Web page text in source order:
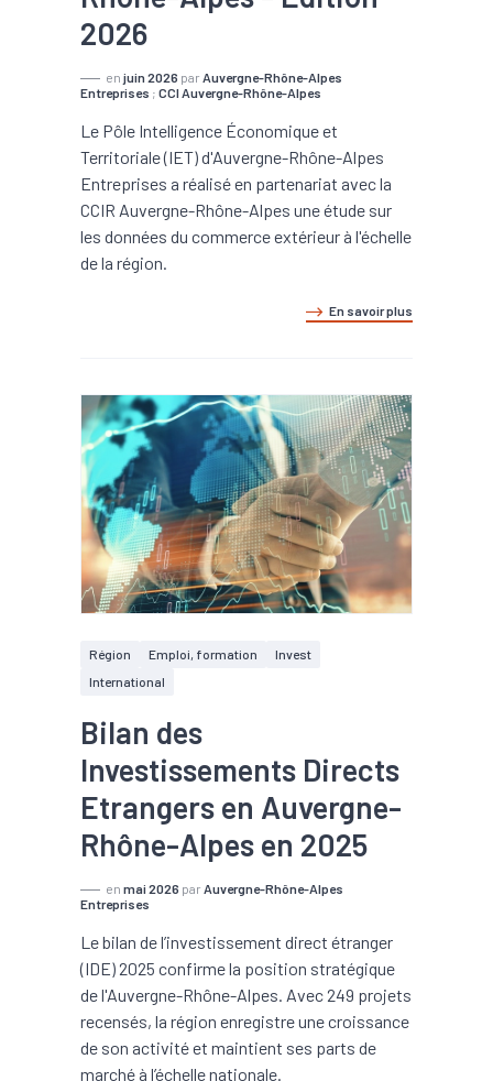
2026
en juin 2026 par Auvergne-Rhône-Alpes
Entreprises ; CCI Auvergne-Rhône-Alpes
Le Pôle Intelligence Économique et
Territoriale (IET) d'Auvergne-Rhône-Alpes
Entreprises a réalisé en partenariat avec la
CCIR Auvergne-Rhône-Alpes une étude sur
les données du commerce extérieur à l'échelle
de la région.
En savoir plus
Région Emploi, formation
Invest
International
Bilan des
Investissements Directs
Etrangers en Auvergne-
Rhône-Alpes en 2025
en mai 2026 par Auvergne-Rhône-Alpes
Entreprises
Le bilan de l’investissement direct étranger
(IDE) 2025 confirme la position stratégique
de l'Auvergne-Rhône-Alpes. Avec 249 projets
recensés, la région enregistre une croissance
de son activité et maintient ses parts de
marché à l’échelle nationale.